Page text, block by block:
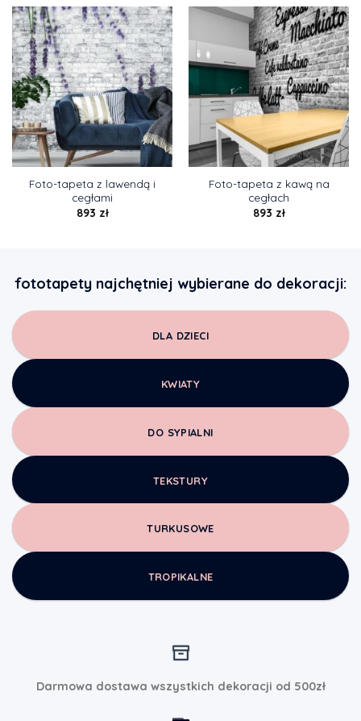
Foto-tapeta z lawendą i
cegłami
893 zł
Foto-tapeta z kawą na
cegłach
893 zł
fototapety najchętniej wybierane do dekoracji:
DLA DZIECI
KWIATY
DO SYPIALNI
TEKSTURY
TURKUSOWE
TROPIKALNE
Darmowa dostawa wszystkich dekoracji od 500zł